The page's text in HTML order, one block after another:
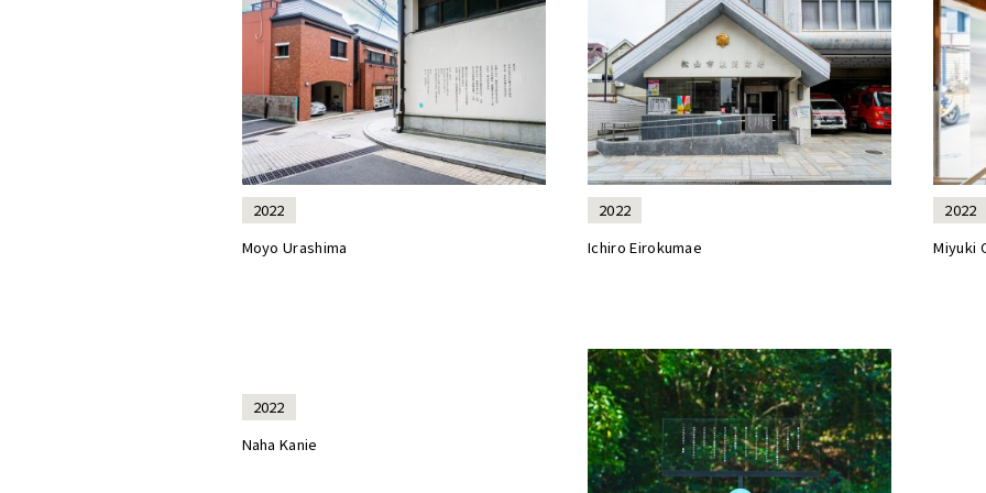
2022
Moyo Urashima
2022
Ichiro Eirokumae
2022
Miyuki
2022
Naha Kanie